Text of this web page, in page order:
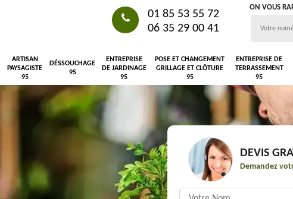
01 85 53 55 72
06 35 29 00 41
ON VOUS
ARTISAN
PAYSAGISTE
95
DÉSSOUCHAGE
95
ENTREPRISE
DE JARDINAGE
95
POSE ET CHANGEMENT
GRILLAGE ET CLÔTURE
95
ENTREPRISE DE
TERRASSEMENT
95
DEVIS
Demandez